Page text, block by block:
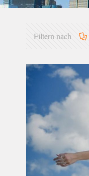
Filtern nach